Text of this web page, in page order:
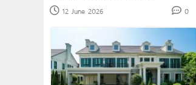
12 June 2026 0